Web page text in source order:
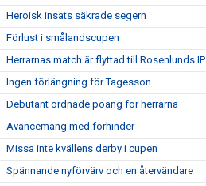
Heroisk insats säkrade segern
Förlust i smålandscupen
Herrarnas match är flyttad till Rosenlunds IP
Ingen förlängning för Tagesson
Debutant ordnade poäng för herrarna
Avancemang med förhinder
Missa inte kvällens derby i cupen
Spännande nyförvärv och en återvändare